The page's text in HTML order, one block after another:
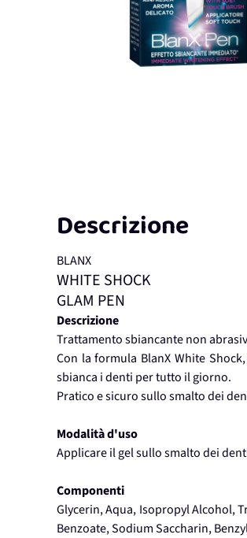
Descrizione
BLANX
WHITE SHOCK
GLAM PEN
Descrizione
Trattamento sbiancante non
Con la formula BlanX White
sbianca i denti per tutto il giorno.
Pratico e sicuro sullo smalto dei
Modalità d'uso
Applicare il gel sullo smalto dei
Componenti
Glycerin, Aqua, Isopropyl Alcohol,
Benzoate, Sodium Saccharin,